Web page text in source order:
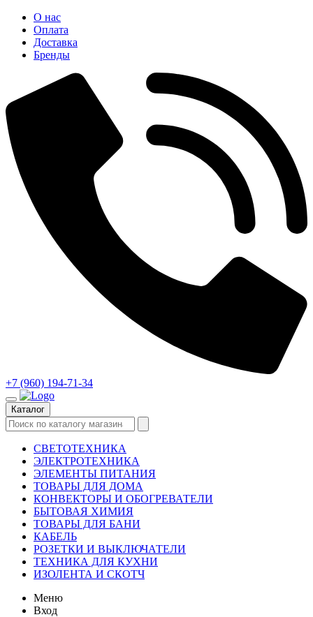
О нас
Оплата
Доставка
Бренды
+7 (960) 194-71-34
Каталог
СВЕТОТЕХНИКА
ЭЛЕКТРОТЕХНИКА
ЭЛЕМЕНТЫ ПИТАНИЯ
ТОВАРЫ ДЛЯ ДОМА
КОНВЕКТОРЫ И ОБОГРЕВАТЕЛИ
БЫТОВАЯ ХИМИЯ
ТОВАРЫ ДЛЯ БАНИ
КАБЕЛЬ
РОЗЕТКИ И ВЫКЛЮЧАТЕЛИ
ТЕХНИКА ДЛЯ КУХНИ
ИЗОЛЕНТА И СКОТЧ
Меню
Вход